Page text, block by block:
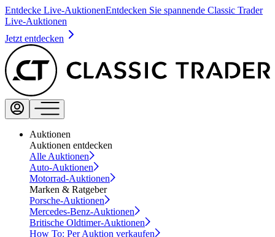
Entdecke Live-AuktionenEntdecken Sie spannende Classic Trader
Live-Auktionen
Jetzt entdecken
Auktionen
Auktionen entdecken
Alle Auktionen
Auto-Auktionen
Motorrad-Auktionen
Marken & Ratgeber
Porsche-Auktionen
Mercedes-Benz-Auktionen
Britische Oldtimer-Auktionen
How To: Per Auktion verkaufen